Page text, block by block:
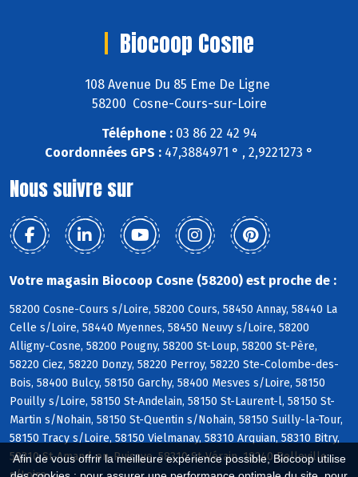
Afin de vous offrir la meilleure expérience possible, Biocoop utilise
Biocoop Cosne
108 Avenue Du 85 Eme De Ligne
58200 Cosne-Cours-sur-Loire
Téléphone :03 86 22 42 94
Coordonnées GPS : 47,3884971 ° , 2,9221273 °
Nous suivre sur
Votre magasin Biocoop Cosne (58200) est proche de :
58200 Cosne-Cours s/Loire, 58200 Cours, 58450 Annay, 58440 La
Celle s/Loire, 58440 Myennes, 58450 Neuvy s/Loire, 58200
Alligny-Cosne, 58200 Pougny, 58200 St-Loup, 58200 St-Père,
58220 Ciez, 58220 Donzy, 58220 Perroy, 58220 Ste-Colombe-des-
Bois, 58400 Bulcy, 58150 Garchy, 58400 Mesves s/Loire, 58150
Pouilly s/Loire, 58150 St-Andelain, 58150 St-Laurent-l, 58150 St-
Martin s/Nohain, 58150 St-Quentin s/Nohain, 58150 Suilly-la-Tour,
58150 Tracy s/Loire, 58150 Vielmanay, 58310 Arquian, 58310 Bitry,
58310 St-Amand-en-Puisaye, 58310 St-Vérain, 18240 Belleville